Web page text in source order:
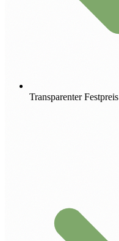
Transparenter Festpreis